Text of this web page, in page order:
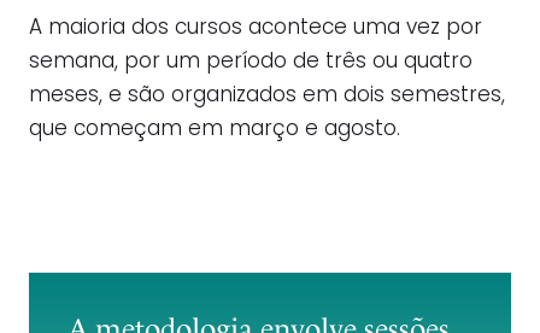
A maioria dos cursos acontece uma vez por
semana, por um período de três ou quatro
meses, e são organizados em dois semestres,
que começam em março e agosto.